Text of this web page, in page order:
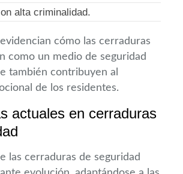
alta criminalidad.
cómo las cerraduras
como un medio de seguridad
también contribuyen al
de los residentes.
actuales en cerraduras
las cerraduras de seguridad